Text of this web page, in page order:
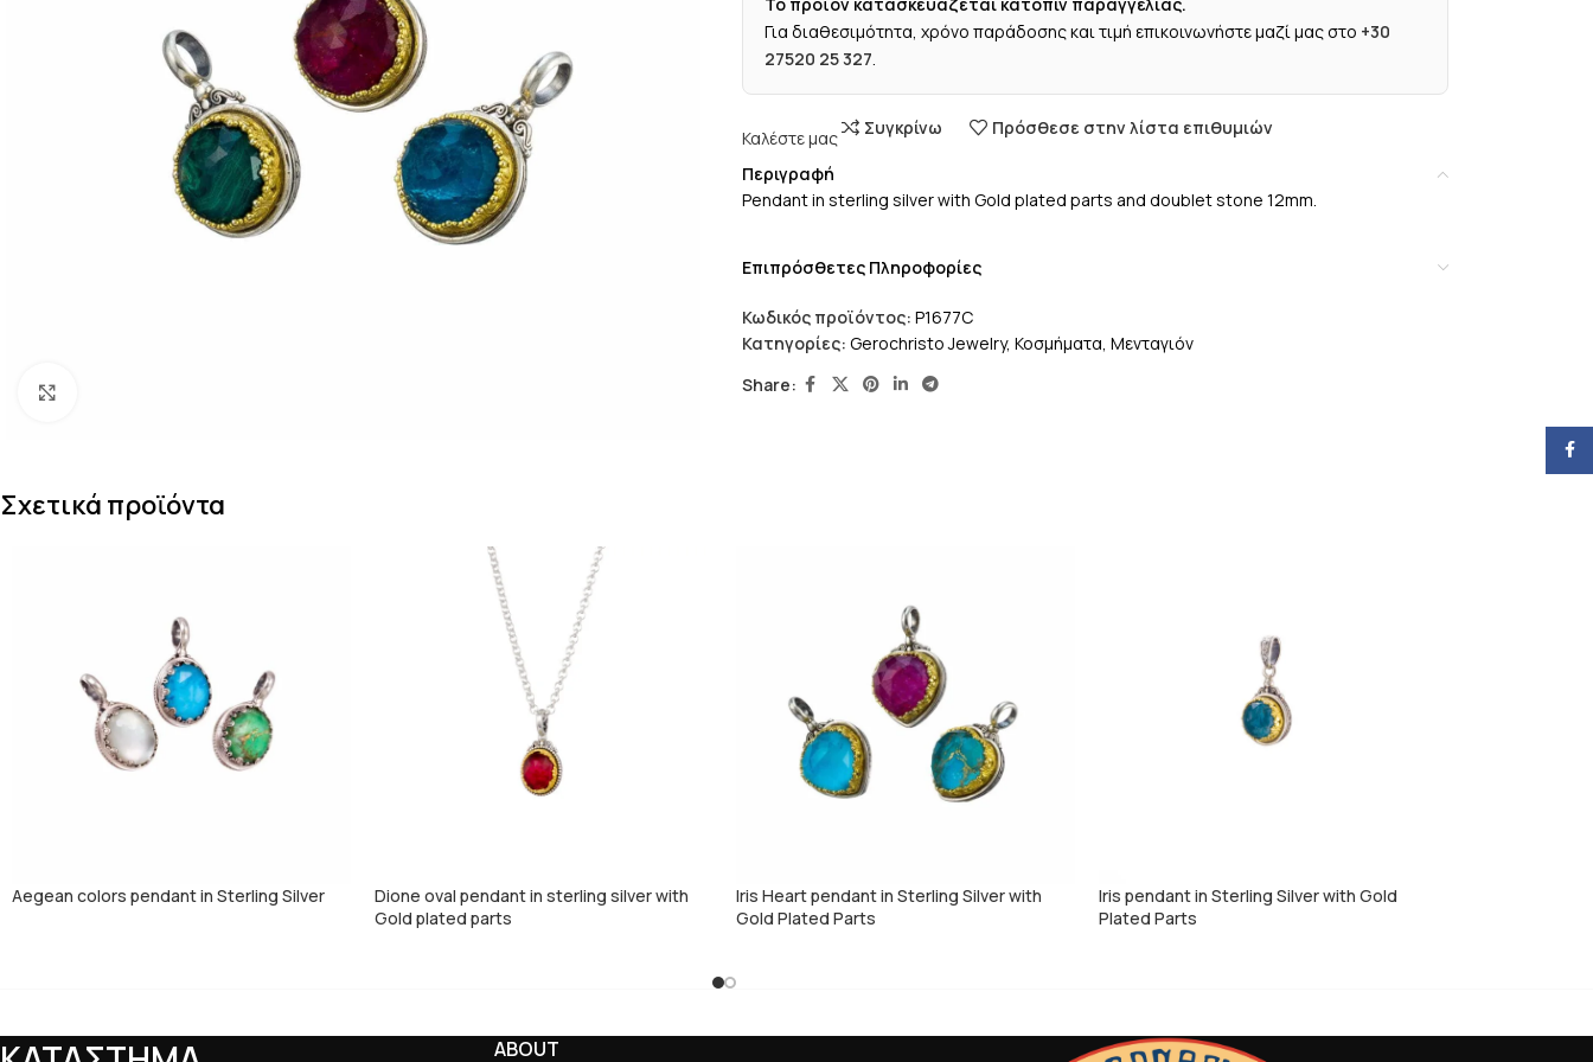
Για διαθεσιμότητα, χρόνο παράδοσης και τιμή επικοινωνήστε μαζί μας στο +30
27520 25 327.
Καλέστε μας Συγκρίνω Πρόσθεσε στην λίστα επιθυμιών
Περιγραφή
Pendant in sterling silver with Gold plated parts and doublet stone 12mm.
Επιπρόσθετες Πληροφορίες
Κωδικός προϊόντος: P1677C
Κατηγορίες: Gerochristo Jewelry, Κοσμήματα, Μενταγιόν
Share:
Σχετικά προϊόντα
Aegean colors pendant in Sterling Silver
Dione oval pendant in sterling silver with
Gold plated parts
Iris Heart pendant in Sterling Silver with
Gold Plated Parts
Iris pendant in Sterling Silver with Gold
Plated Parts
ABOUT